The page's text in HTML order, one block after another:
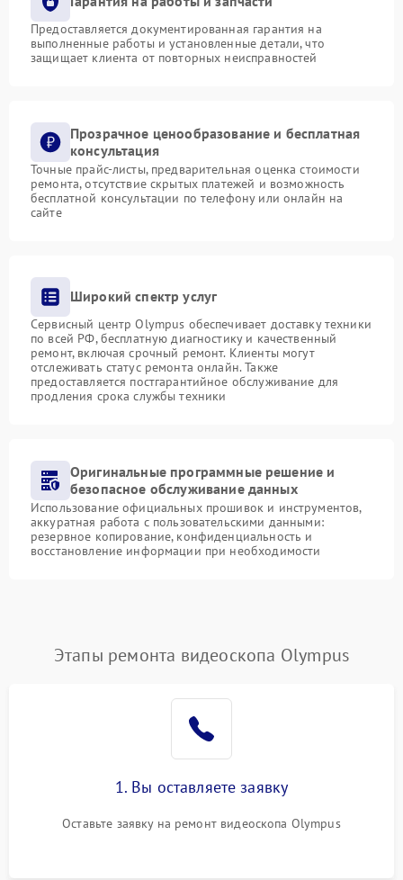
Предоставляется документированная гарантия на
выполненные работы и установленные детали, что
защищает клиента от повторных неисправностей
Прозрачное ценообразование и бесплатная
консультация
Точные прайс-листы, предварительная оценка стоимости
ремонта, отсутствие скрытых платежей и возможность
бесплатной консультации по телефону или онлайн на
сайте
Широкий спектр услуг
Сервисный центр Olympus обеспечивает доставку техники
по всей РФ, бесплатную диагностику и качественный
ремонт, включая срочный ремонт. Клиенты могут
отслеживать статус ремонта онлайн. Также
предоставляется постгарантийное обслуживание для
продления срока службы техники
Оригинальные программные решение и
безопасное обслуживание данных
Использование официальных прошивок и инструментов,
аккуратная работа с пользовательскими данными:
резервное копирование, конфиденциальность и
восстановление информации при необходимости
Этапы ремонта видеоскопа Olympus
1. Вы оставляете заявку
Оставьте заявку на ремонт видеоскопа Olympus